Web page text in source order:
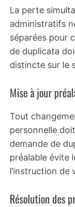
La perte
administratifs
séparées pour
de duplicata
distincte sur le
Mise à jour
Tout
personnelle
demande de
préalable évite
l’instruction de
Résolution des